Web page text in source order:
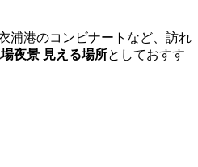
浦港のコンビナートなど、訪れ
夜景 見える場所としておすす